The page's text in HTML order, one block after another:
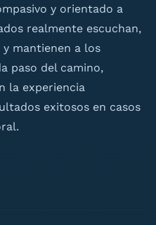
y orientado a
realmente escuchan,
mantienen a los
paso del camino,
la experiencia
exitosos en casos